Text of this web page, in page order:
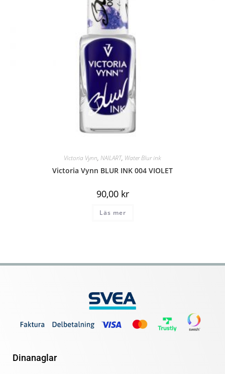
Victoria Vynn, NAILART, Water Blur ink
Victoria Vynn BLUR INK 004 VIOLET
90,00 kr
Läs mer
Dinanaglar